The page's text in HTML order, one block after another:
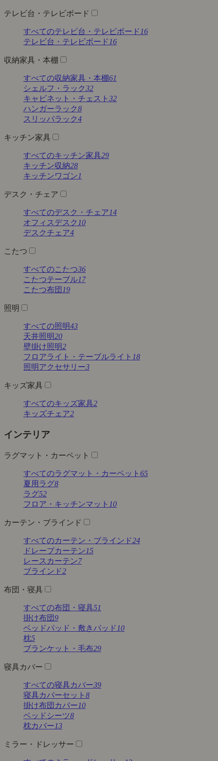
テレビ台・テレビボード
すべてのテレビ台・テレビボード 16
テレビ台・テレビボード 16
収納家具・本棚
すべての収納家具・本棚61
シェルフ・ラック32
キャビネット・チェスト 32
ハンガーラック8
スリッパラック4
キッチン家具
すべてのキッチン家具29
キッチン収納28
キッチンワゴン1
デスク・チェア
すべてのデスク・チェア14
オフィスデスク 10
デスクチェア4
こたつ
すべてのこたつ36
こたつテーブル17
こたつ布団 19
照明
すべての照明43
天井照明20
壁掛け照明2
フロアライト・テーブルライト 18
照明アクセサリー3
キッズ家具
すべてのキッズ家具2
キッズチェア2
インテリア
ラグマット・カーペット
すべてのラグマット・カーペット 65
夏用ラグ8
ラグ52
フロア・キッチンマット 10
カーテン・ブラインド
すべてのカーテン・ブラインド24
ドレープカーテン15
レースカーテン7
ブラインド2
布団・寝具
すべての布団・寝具51
掛け布団9
ベッドパッド・敷きパッド 10
枕5
ブランケット・毛布29
寝具カバー
すべての寝具カバー39
寝具カバーセット 8
掛け布団カバー10
ベッドシーツ8
枕カバー13
ミラー・ドレッサー